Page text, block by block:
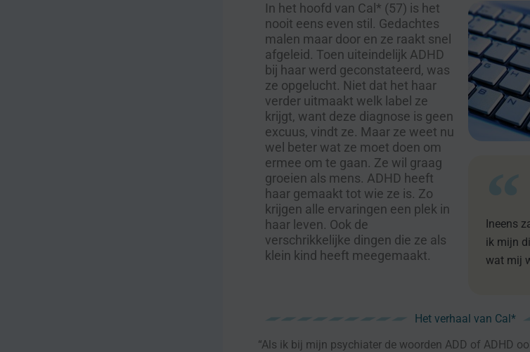
In het hoofd van Cal* (57) is het
nooit eens even stil. Gedachtes
malen maar door en ze raakt snel
afgeleid. Toen uiteindelijk ADHD
bij haar werd geconstateerd, was
ze opgelucht. Niet dat het haar
verder uitmaakt welk label ze
krijgt, want deze diagnose is geen
excuus, vindt ze. Maar ze weet nu
wel beter wat ze moet doen om
ermee om te gaan. Ze wil graag
groeien als mens. ADHD heeft
haar gemaakt tot wie ze is. Zo
krijgen alle ervaringen een plek in
haar leven. Ook de
verschrikkelijke dingen die ze als
klein kind heeft meegemaakt.
Ineens
ik mijn
wat mij
Het verhaal van Cal*
“Als ik bij mijn psychiater de woorden ADD of ADHD